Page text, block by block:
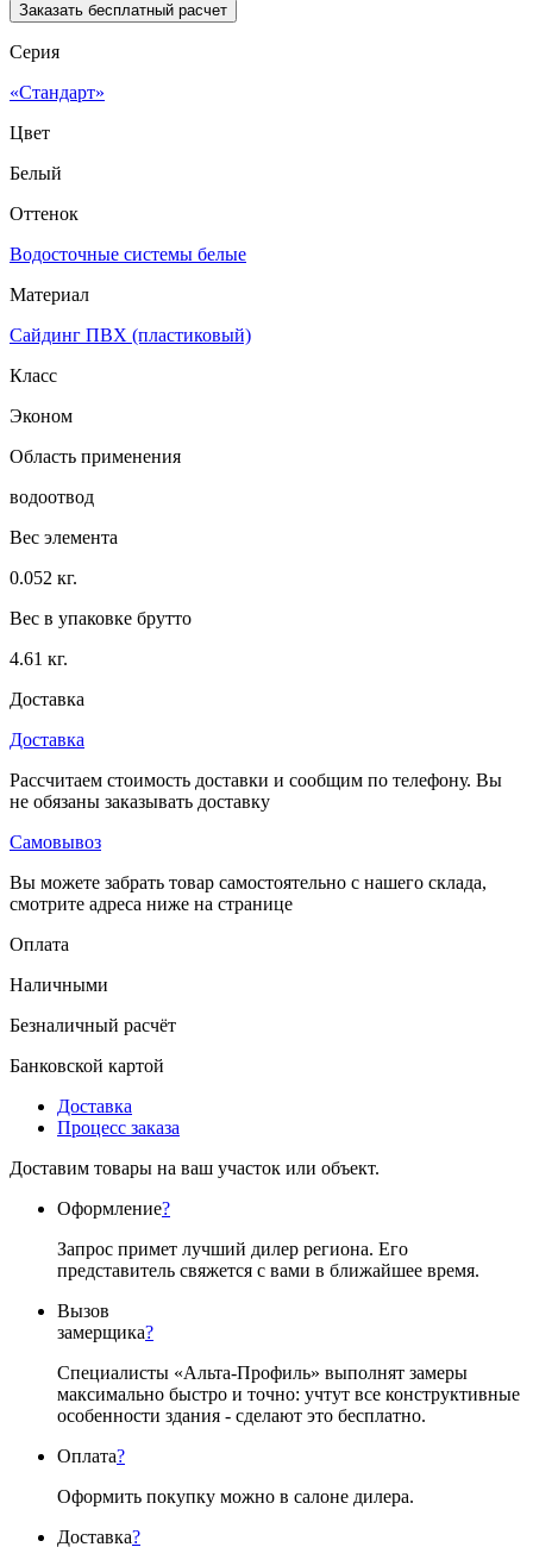
Заказать бесплатный расчет
Серия
«Стандарт»
Цвет
Белый
Оттенок
Водосточные системы белые
Материал
Сайдинг ПВХ (пластиковый)
Класс
Эконом
Область применения
водоотвод
Вес элемента
0.052 кг.
Вес в упаковке брутто
4.61 кг.
Доставка
Доставка
Рассчитаем стоимость доставки и сообщим по телефону. Вы
не обязаны заказывать доставку
Самовывоз
Вы можете забрать товар самостоятельно с нашего склада,
смотрите адреса ниже на странице
Оплата
Наличными
Безналичный расчёт
Банковской картой
Доставка
Процесс заказа
Доставим товары на ваш участок или объект.
Оформление?
Запрос примет лучший дилер региона. Его
представитель свяжется с вами в ближайшее время.
Вызов
замерщика?
Специалисты «Альта-Профиль» выполнят замеры
максимально быстро и точно: учтут все конструктивные
особенности здания - сделают это бесплатно.
Оплата?
Оформить покупку можно в салоне дилера.
Доставка?